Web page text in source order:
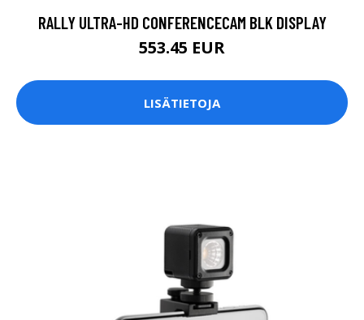
RALLY ULTRA-HD CONFERENCECAM BLK DISPLAY
553.45 EUR
LISÄTIETOJA